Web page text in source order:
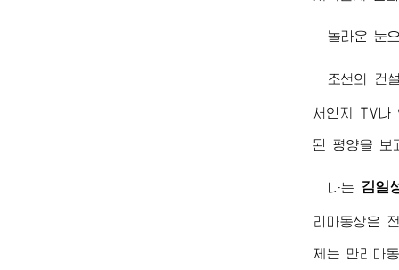
놀라운 눈
조선의 건
서인지 TV나
된 평양을 보
나는 김일
리마동상은
제는 만리마